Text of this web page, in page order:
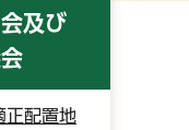
及び
正配置地